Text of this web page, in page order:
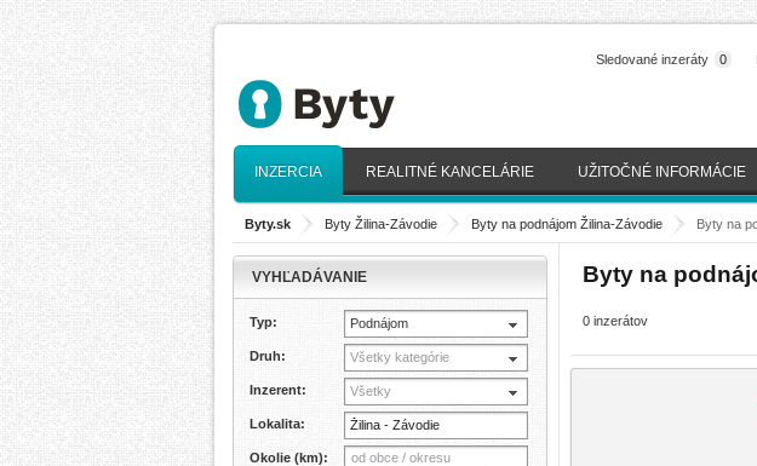
Sledované inzeráty 0
INZERCIA REALITNÉ KANCELÁRIE UŽITOČNÉ INFORMÁCIE
Byty.sk > Byty Žilina-Závodie > Byty na podnájom Žilina-Závodie > Byty na
Byty na
0 inzerátov
VYHĽADÁVANIE
Typ: Podnájom
Druh: Všetky kategórie
Inzerent: Všetky
Lokalita:
Okolie (km):